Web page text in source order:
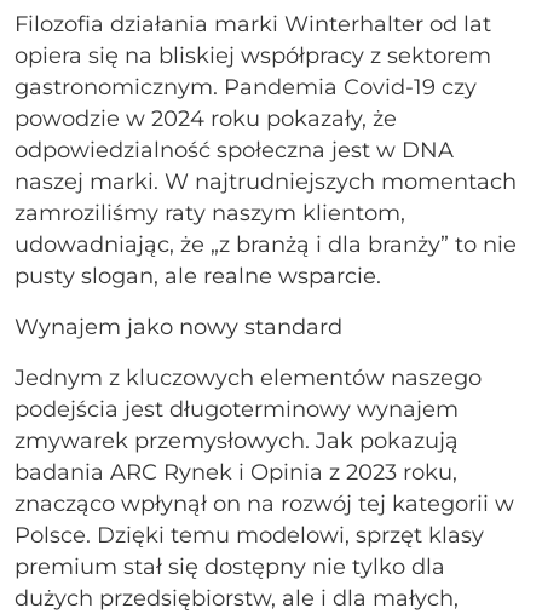
Filozofia działania marki Winterhalter od lat
opiera się na bliskiej współpracy z sektorem
gastronomicznym. Pandemia Covid-19 czy
powodzie w 2024 roku pokazały, że
odpowiedzialność społeczna jest w DNA
naszej marki. W najtrudniejszych momentach
zamroziliśmy raty naszym klientom,
udowadniając, że „z branżą i dla branży” to nie
pusty slogan, ale realne wsparcie.
Wynajem jako nowy standard
Jednym z kluczowych elementów naszego
podejścia jest długoterminowy wynajem
zmywarek przemysłowych. Jak pokazują
badania ARC Rynek i Opinia z 2023 roku,
znacząco wpłynął on na rozwój tej kategorii w
Polsce. Dzięki temu modelowi, sprzęt klasy
premium stał się dostępny nie tylko dla
dużych przedsiębiorstw, ale i dla małych,